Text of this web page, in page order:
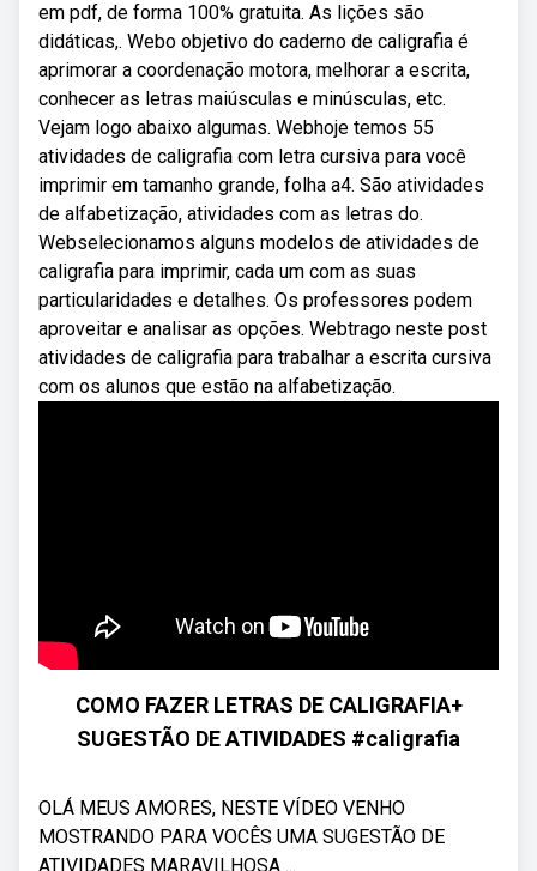
em pdf, de forma 100% gratuita. As lições são
didáticas,. Webo objetivo do caderno de caligrafia é
aprimorar a coordenação motora, melhorar a escrita,
conhecer as letras maiúsculas e minúsculas, etc.
Vejam logo abaixo algumas. Webhoje temos 55
atividades de caligrafia com letra cursiva para você
imprimir em tamanho grande, folha a4. São atividades
de alfabetização, atividades com as letras do.
Webselecionamos alguns modelos de atividades de
caligrafia para imprimir, cada um com as suas
particularidades e detalhes. Os professores podem
aproveitar e analisar as opções. Webtrago neste post
atividades de caligrafia para trabalhar a escrita cursiva
com os alunos que estão na alfabetização.
COMO FAZER LETRAS DE CALIGRAFIA+
SUGESTÃO DE ATIVIDADES #caligrafia
OLÁ MEUS AMORES, NESTE VÍDEO VENHO
MOSTRANDO PARA VOCÊS UMA SUGESTÃO DE
ATIVIDADES MARAVILHOSA ...